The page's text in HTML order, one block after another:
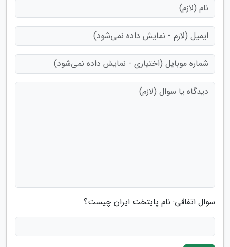
سوال اتفاقی: نام پایتخت ایران چیست؟